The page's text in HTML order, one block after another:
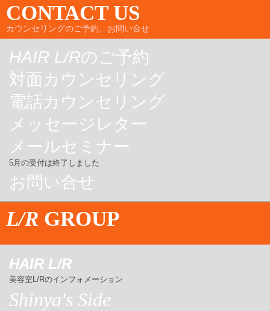
CONTACT US
カウンセリングのご予約、お問い合せ
HAIR L/Rのご予約
対面カウンセリング
電話カウンセリング
メッセージレター
メールセミナー
5月の受付は終了しました
お問い合せ
L/R GROUP
HAIR L/R
美容室L/Rのインフォメーション
Shinya's Side